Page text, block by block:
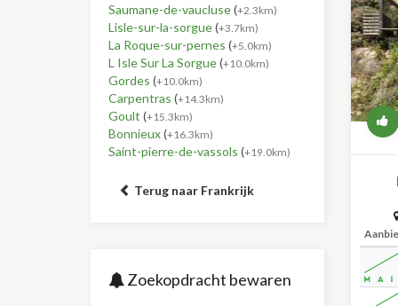
Saumane-de-vaucluse(+2.3km)
Lisle-sur-la-sorgue(+3.7km)
La Roque-sur-pernes (+5.0km)
L Isle Sur La Sorgue(+10.0km)
Gordes (+10.0km)
Carpentras (+14.3km)
Goult (+15.3km)
Bonnieux(+16.3km)
Saint-pierre-de-vassols (+19.0km)
Terug naar Frankrijk
Zoekopdracht bewaren